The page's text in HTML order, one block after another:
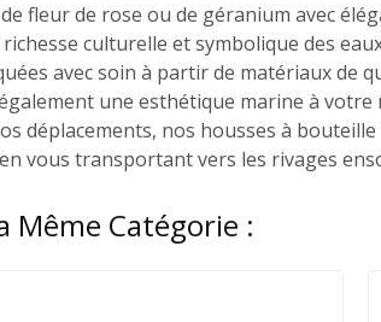
fleur de rose ou de géranium avec
culturelle et symbolique des
avec soin à partir de matériaux de
une esthétique marine à votre
déplacements, nos housses à
vous transportant vers les rivages
Même Catégorie :